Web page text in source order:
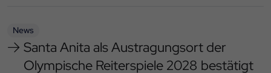
News
Santa Anita als Austragungsort der
Olympische Reiterspiele 2028 bestätigt